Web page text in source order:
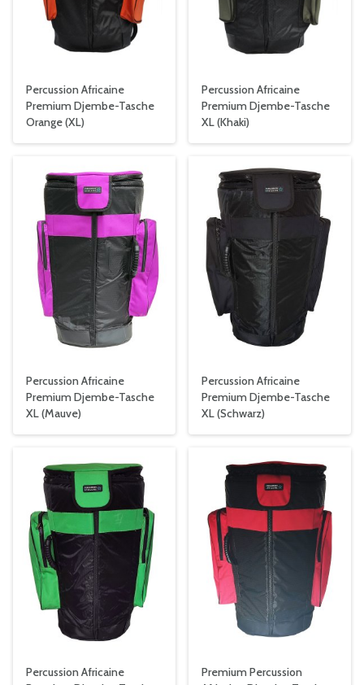
Percussion Africaine
Premium Djembe-Tasche
Orange (XL)
Percussion Africaine
Premium Djembe-Tasche
XL (Khaki)
Percussion Africaine
Premium Djembe-Tasche
XL (Mauve)
Percussion Africaine
Premium Djembe-Tasche
XL (Schwarz)
Percussion Africaine
Premium Percussion